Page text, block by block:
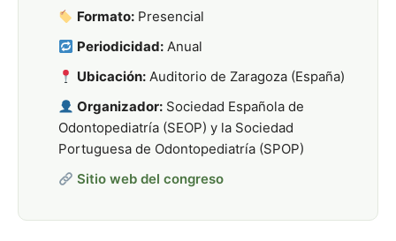
Formato: Presencial
Periodicidad: Anual
Ubicación: Auditorio de Zaragoza (España)
Organizador: Sociedad Española de
Odontopediatría (SEOP) y la Sociedad
Portuguesa de Odontopediatría (SPOP)
Sitio web del congreso